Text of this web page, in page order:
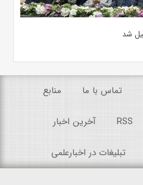
شد
تماس با ما منابع
RSS آخرین اخبار
تبلیغات در اخبارعلمی